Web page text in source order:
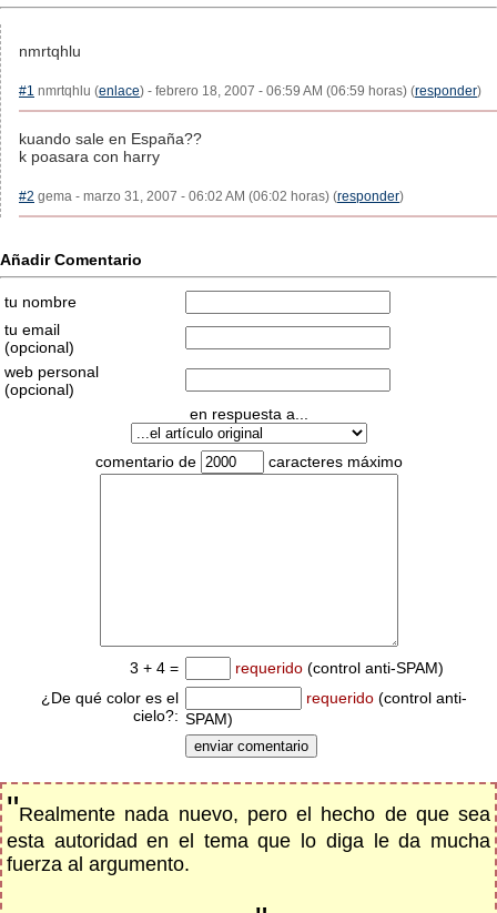
nmrtqhlu
#1 nmrtqhlu (enlace) - febrero 18, 2007 - 06:59 AM (06:59 horas) (responder)
kuando sale en España??
k poasara con harry
#2 gema - marzo 31, 2007 - 06:02 AM (06:02 horas) (responder)
Añadir Comentario
tu nombre
tu email
(opcional)
web personal
(opcional)
en respuesta a...
comentario de caracteres máximo
3 + 4 = requerido (control anti-SPAM)
¿De qué color es el
cielo?:
requerido (control anti-
SPAM)
"Realmente nada nuevo, pero el hecho de que sea
esta autoridad en el tema que lo diga le da mucha
fuerza al argumento.